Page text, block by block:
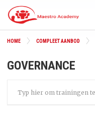
HOME COMPLEET AANBOD
GOVERNANCE